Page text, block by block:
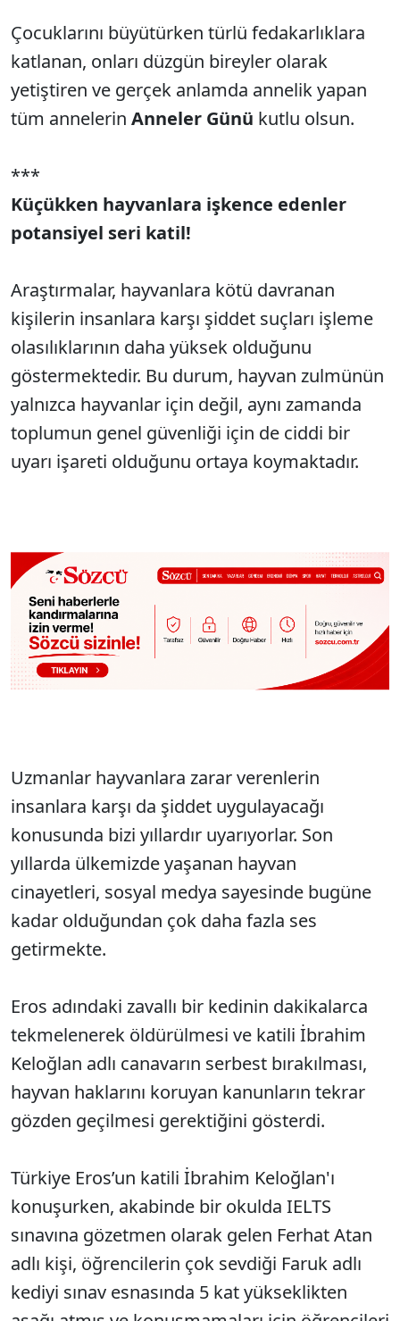
Çocuklarını büyütürken türlü fedakarlıklara
katlanan, onları düzgün bireyler olarak
yetiştiren ve gerçek anlamda annelik yapan
tüm annelerin Anneler Günü kutlu olsun.
***
Küçükken hayvanlara işkence edenler
potansiyel seri katil!
Araştırmalar, hayvanlara kötü davranan
kişilerin insanlara karşı şiddet suçları işleme
olasılıklarının daha yüksek olduğunu
göstermektedir. Bu durum, hayvan zulmünün
yalnızca hayvanlar için değil, aynı zamanda
toplumun genel güvenliği için de ciddi bir
uyarı işareti olduğunu ortaya koymaktadır.
Uzmanlar hayvanlara zarar verenlerin
insanlara karşı da şiddet uygulayacağı
konusunda bizi yıllardır uyarıyorlar. Son
yıllarda ülkemizde yaşanan hayvan
cinayetleri, sosyal medya sayesinde bugüne
kadar olduğundan çok daha fazla ses
getirmekte.
Eros adındaki zavallı bir kedinin dakikalarca
tekmelenerek öldürülmesi ve katili İbrahim
Keloğlan adlı canavarın serbest bırakılması,
hayvan haklarını koruyan kanunların tekrar
gözden geçilmesi gerektiğini gösterdi.
Türkiye Eros’un katili İbrahim Keloğlan'ı
konuşurken, akabinde bir okulda IELTS
sınavına gözetmen olarak gelen Ferhat Atan
adlı kişi, öğrencilerin çok sevdiği Faruk adlı
kediyi sınav esnasında 5 kat yükseklikten